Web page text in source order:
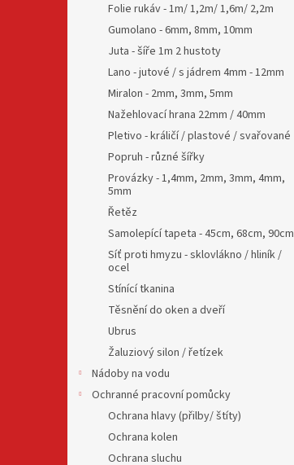
Folie rukáv - 1m/ 1,2m/ 1,6m/ 2,2m
Gumolano - 6mm, 8mm, 10mm
Juta - šíře 1m 2 hustoty
Lano - jutové / s jádrem 4mm - 12mm
Miralon - 2mm, 3mm, 5mm
Nažehlovací hrana 22mm / 40mm
Pletivo - králičí / plastové / svařované
Popruh - různé šířky
Provázky - 1,4mm, 2mm, 3mm, 4mm,
5mm
Řetěz
Samolepící tapeta - 45cm, 68cm, 90cm
Síť proti hmyzu - sklovlákno / hliník /
ocel
Stínící tkanina
Těsnění do oken a dveří
Ubrus
Žaluziový silon / řetízek
Nádoby na vodu
Ochranné pracovní pomůcky
Ochrana hlavy (přilby/ štíty)
Ochrana kolen
Ochrana sluchu